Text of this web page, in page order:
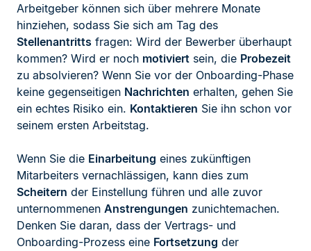
Arbeitgeber können sich über mehrere Monate
hinziehen, sodass Sie sich am Tag des
Stellenantritts fragen: Wird der Bewerber überhaupt
kommen? Wird er noch motiviert sein, die Probezeit
zu absolvieren? Wenn Sie vor der Onboarding-Phase
keine gegenseitigen Nachrichten erhalten, gehen Sie
ein echtes Risiko ein. Kontaktieren Sie ihn schon vor
seinem ersten Arbeitstag.
Wenn Sie die Einarbeitung eines zukünftigen
Mitarbeiters vernachlässigen, kann dies zum
Scheitern der Einstellung führen und alle zuvor
unternommenen Anstrengungen zunichtemachen.
Denken Sie daran, dass der Vertrags- und
Onboarding-Prozess eine Fortsetzung der